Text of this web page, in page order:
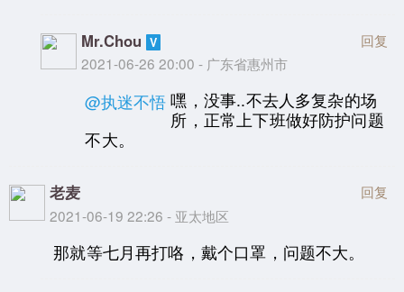
Mr.Chou
2021-06-26 20:00 - 广东省惠州市
回复
@执迷不悟 嘿，没事..不去人多复杂的场
所，正常上下班做好防护问题
不大。
老麦
2021-06-19 22:26 - 亚太地区
回复
那就等七月再打咯，戴个口罩，问题不大。